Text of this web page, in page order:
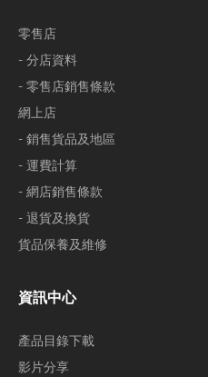
零售店
- 分店資料
- 零售店銷售條款
網上店
- 銷售貨品及地區
- 運費計算
- 網店銷售條款
- 退貨及換貨
貨品保養及維修
資訊中心
產品目錄下載
影片分享